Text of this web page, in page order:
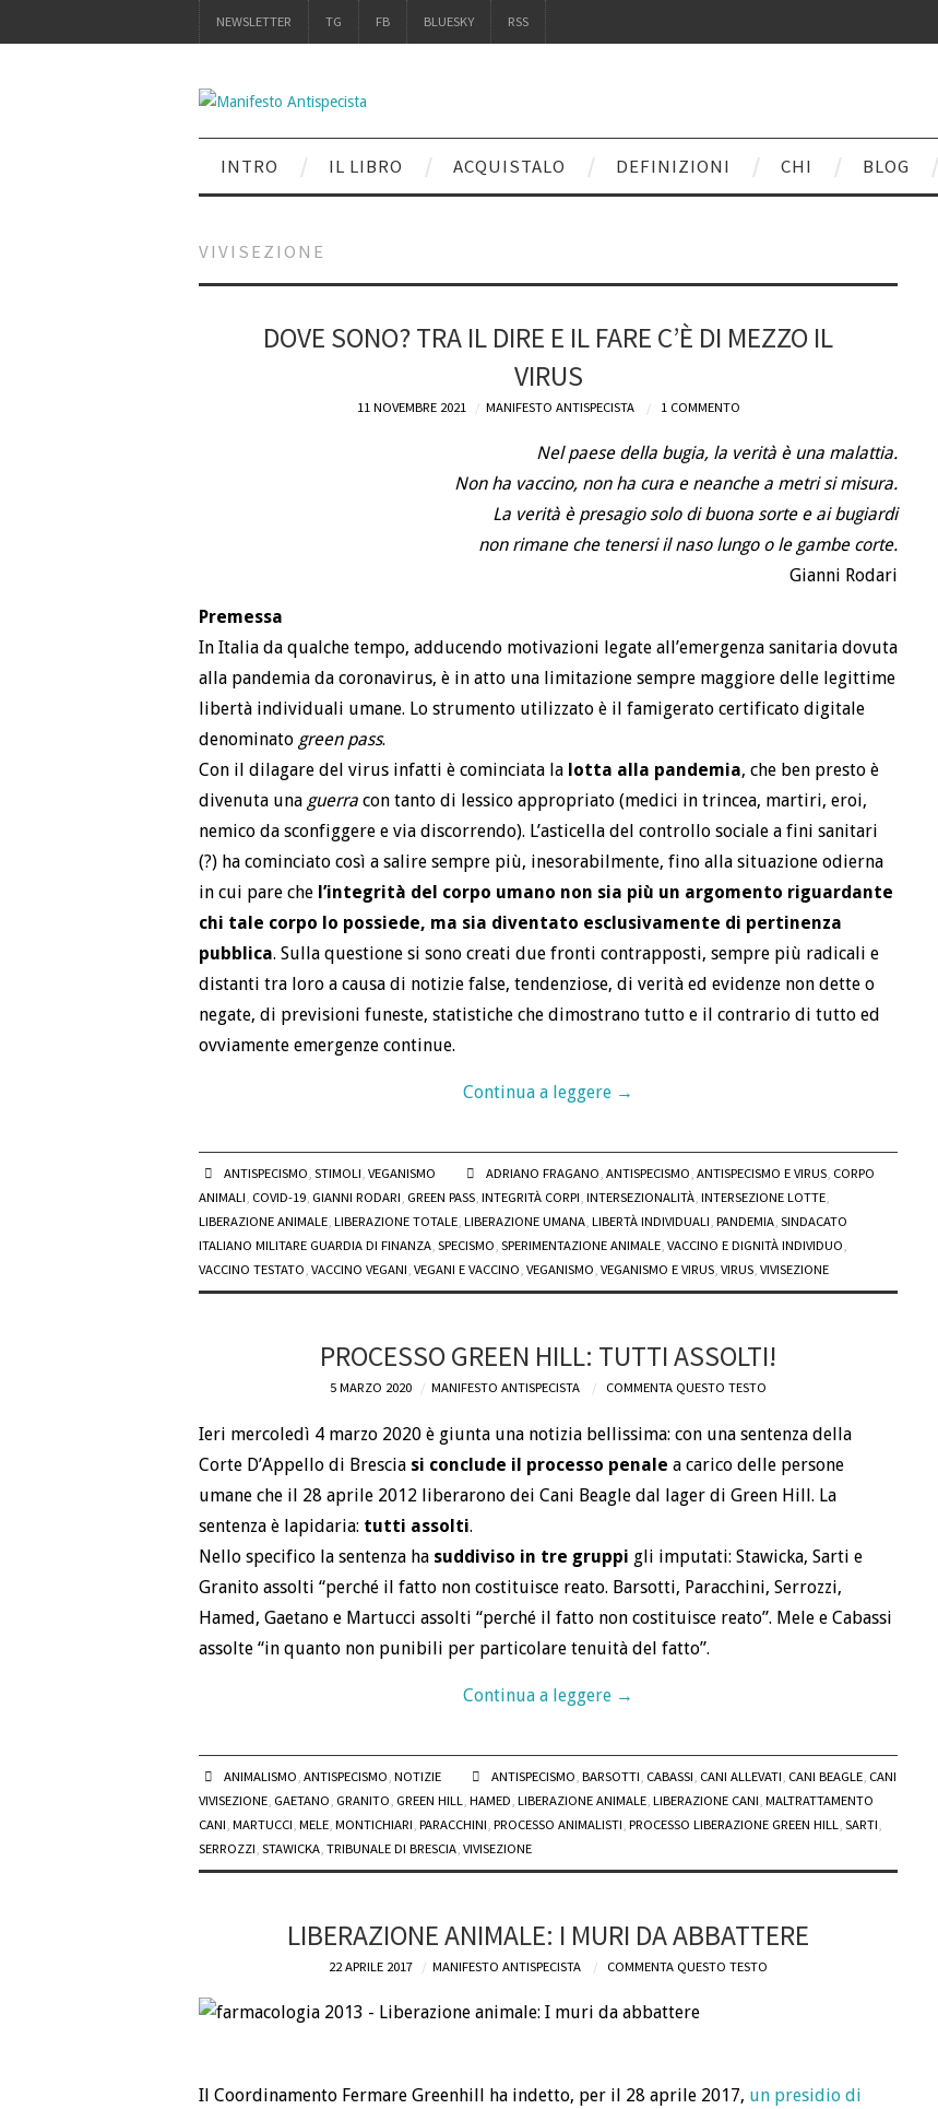
NEWSLETTER TG FB BLUESKY RSS
INTRO IL LIBRO ACQUISTALO DEFINIZIONI CHI BLOG
VIVISEZIONE
DOVE SONO? TRA IL DIRE E IL FARE C’È DI MEZZO IL
VIRUS
11 NOVEMBRE 2021 MANIFESTO ANTISPECISTA 1 COMMENTO
Nel paese della bugia, la verità è una malattia.
Non ha vaccino, non ha cura e neanche a metri si misura.
La verità è presagio solo di buona sorte e ai bugiardi
non rimane che tenersi il naso lungo o le gambe corte.
Gianni Rodari
Premessa
In Italia da qualche tempo, adducendo motivazioni legate all’emergenza sanitaria dovuta
alla pandemia da coronavirus, è in atto una limitazione sempre maggiore delle legittime
libertà individuali umane. Lo strumento utilizzato è il famigerato certificato digitale
denominato green pass.
Con il dilagare del virus infatti è cominciata la lotta alla pandemia, che ben presto è
divenuta una guerra con tanto di lessico appropriato (medici in trincea, martiri, eroi,
nemico da sconfiggere e via discorrendo). L’asticella del controllo sociale a fini sanitari
(?) ha cominciato così a salire sempre più, inesorabilmente, fino alla situazione odierna
in cui pare che l’integrità del corpo umano non sia più un argomento riguardante
chi tale corpo lo possiede, ma sia diventato esclusivamente di pertinenza
pubblica. Sulla questione si sono creati due fronti contrapposti, sempre più radicali e
distanti tra loro a causa di notizie false, tendenziose, di verità ed evidenze non dette o
negate, di previsioni funeste, statistiche che dimostrano tutto e il contrario di tutto ed
ovviamente emergenze continue.
Continua a leggere →
ANTISPECISMO,STIMOLI,VEGANISMO ADRIANO FRAGANO,ANTISPECISMO,ANTISPECISMO E VIRUS, CORPO
ANIMALI, COVID-19, GIANNI RODARI, GREEN PASS, INTEGRITÀ CORPI, INTERSEZIONALITÀ, INTERSEZIONE LOTTE,
LIBERAZIONE ANIMALE, LIBERAZIONE TOTALE, LIBERAZIONE UMANA, LIBERTÀ INDIVIDUALI, PANDEMIA, SINDACATO
ITALIANO MILITARE GUARDIA DI FINANZA, SPECISMO, SPERIMENTAZIONE ANIMALE, VACCINO E DIGNITÀ INDIVIDUO,
VACCINO TESTATO, VACCINO VEGANI, VEGANI E VACCINO, VEGANISMO, VEGANISMO E VIRUS, VIRUS, VIVISEZIONE
PROCESSO GREEN HILL: TUTTI ASSOLTI!
5 MARZO 2020 MANIFESTO ANTISPECISTA COMMENTA QUESTO TESTO
Ieri mercoledì 4 marzo 2020 è giunta una notizia bellissima: con una sentenza della
Corte D’Appello di Brescia si conclude il processo penale a carico delle persone
umane che il 28 aprile 2012 liberarono dei Cani Beagle dal lager di Green Hill. La
sentenza è lapidaria: tutti assolti.
Nello specifico la sentenza ha suddiviso in tre gruppi gli imputati: Stawicka, Sarti e
Granito assolti “perché il fatto non costituisce reato. Barsotti, Paracchini, Serrozzi,
Hamed, Gaetano e Martucci assolti “perché il fatto non costituisce reato”. Mele e Cabassi
assolte “in quanto non punibili per particolare tenuità del fatto”.
Continua a leggere →
ANIMALISMO ,ANTISPECISMO ,NOTIZIE ANTISPECISMO ,BARSOTTI CABASSI CANI ALLEVATI CANI BEAGLE CANI
VIVISEZIONE GAETANO GRANITO GREEN HILL HAMED LIBERAZIONE ANIMALE LIBERAZIONE CANI MALTRATTAMENTO
CANI MARTUCCI MELE MONTICHIARI PARACCHINI PROCESSO ANIMALISTI PROCESSO LIBERAZIONE GREEN HILL SARTI
SERROZZI STAWICKA TRIBUNALE DI BRESCIA VIVISEZIONE
LIBERAZIONE ANIMALE: I MURI DA ABBATTERE
22 APRILE 2017 MANIFESTO ANTISPECISTA COMMENTA QUESTO TESTO
Il Coordinamento Fermare Greenhill ha indetto, per il 28 aprile 2017, un presidio di